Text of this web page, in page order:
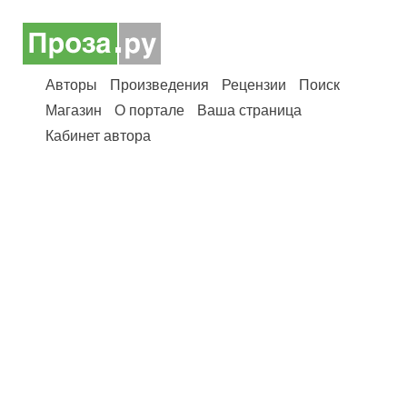
Авторы Произведения Рецензии
Поиск
Магазин
О портале
Ваша страница
Кабинет автора